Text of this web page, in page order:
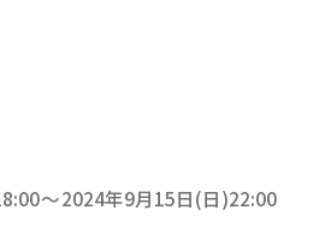
2024年9月15日(日)22:00